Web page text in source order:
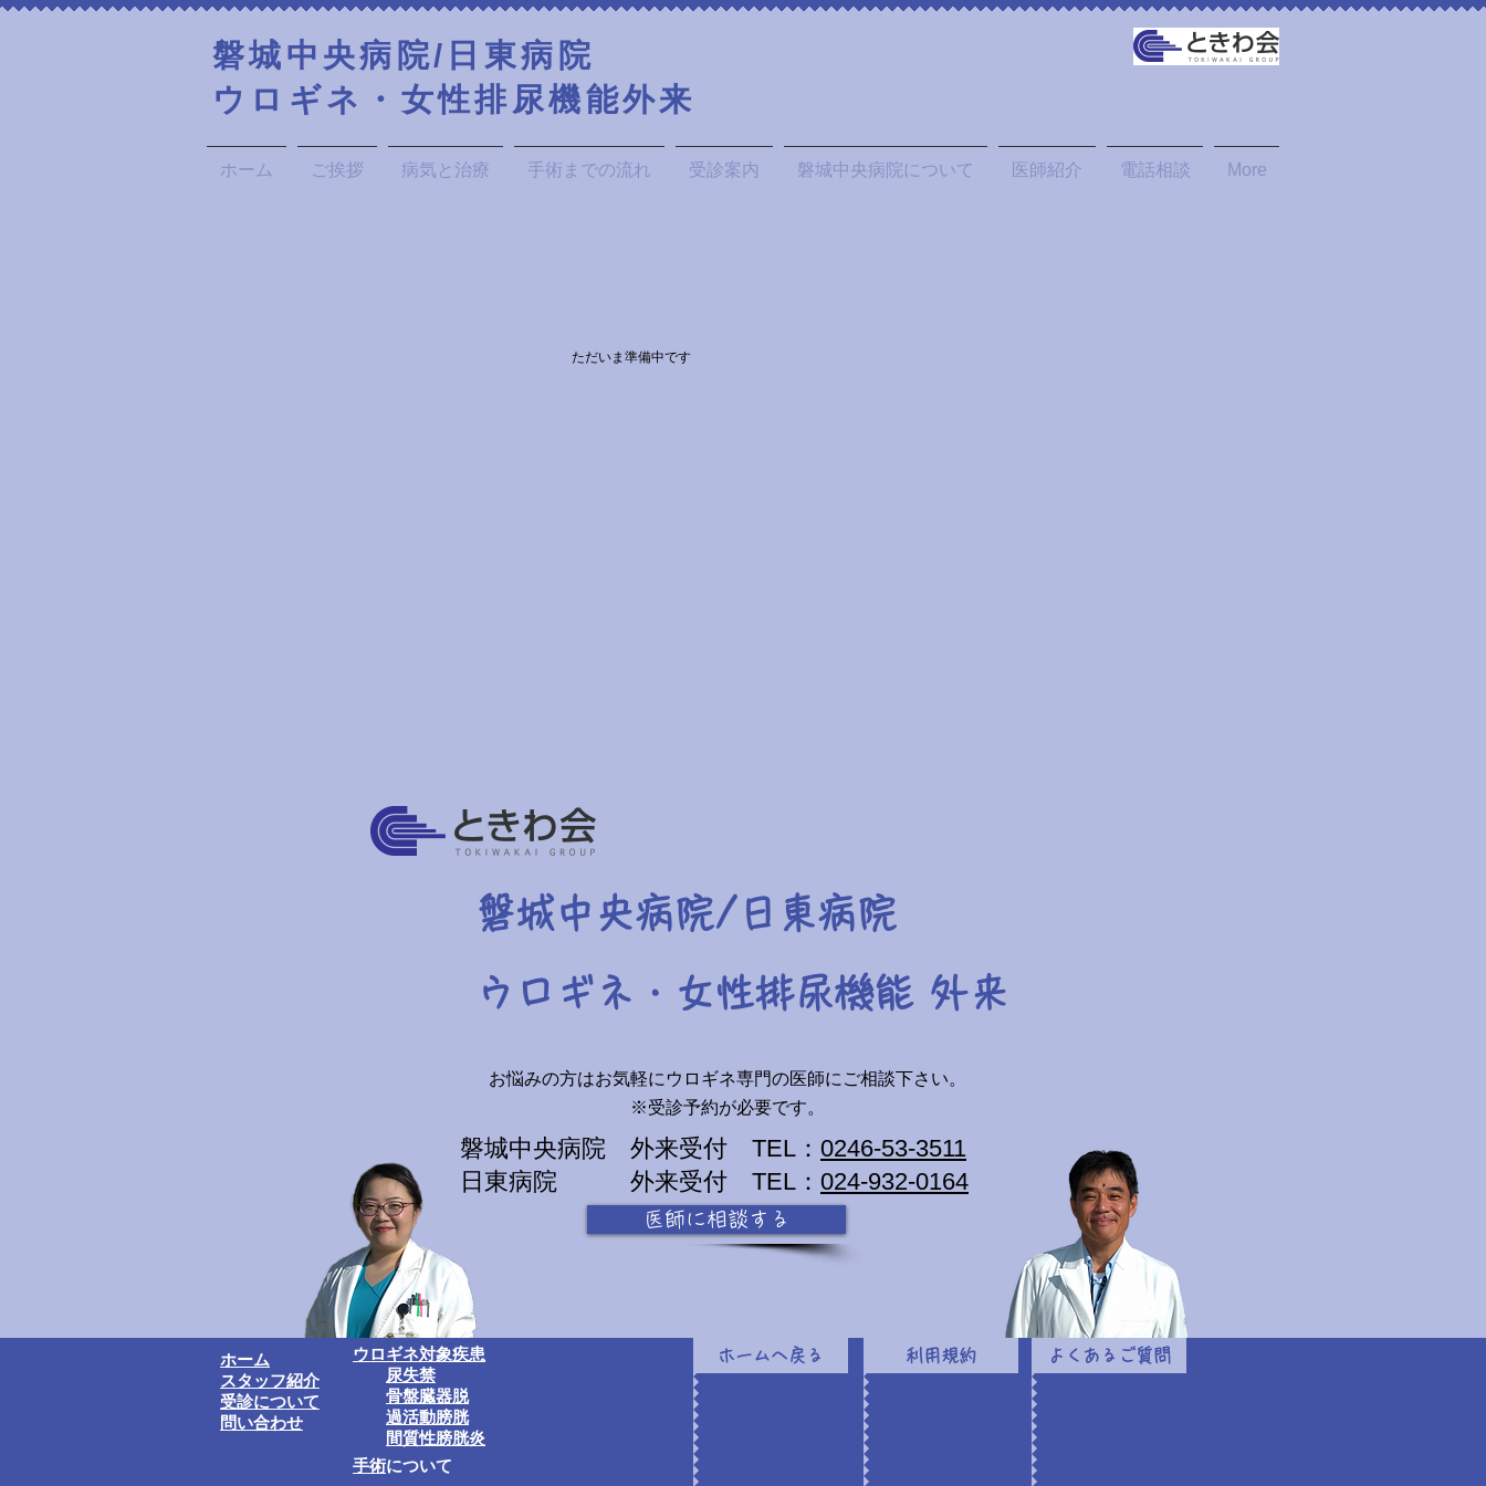
​磐城中央病院/日東病院
​ウロギネ・女性排尿機能外来
ホーム ご挨拶 病気と治療 手術までの流れ 受診案内 磐城中央病院について 医師紹介 電話相談 More
ただいま準備中です
磐城中央病院/日東病院
​ウロギネ・女性排尿機能 外来
お悩みの方はお気軽にウロギネ専門の医師にご相談下さい。
※受診予約が必要です。
磐城中央病院 ​ 外来受付 TEL： 0246-53-3511
日東病院 ​ 外来受付 TEL： 024-932-0164
医師に相談する
ホーム
スタッフ紹介
受診について
​問い合わせ​
ウロギネ対象疾患
尿失禁
骨盤臓器脱
過活動膀胱
間質性膀胱炎
手術について
ホームへ戻る 利用規約 よくあるご質問